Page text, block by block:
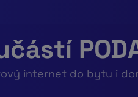
internet do bytu i